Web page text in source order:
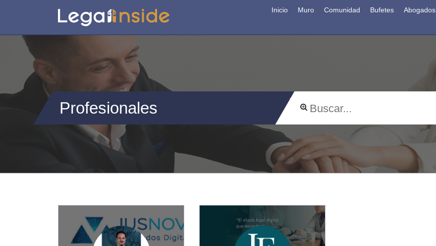
Inicio Muro Comunidad Bufetes Abogados
Profesionales